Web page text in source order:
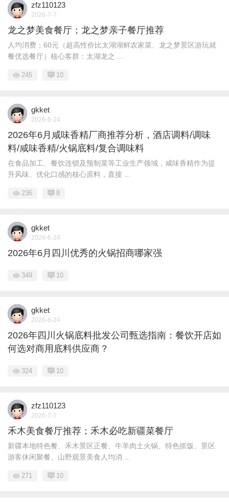
zfz110123
2026-7-7
龙之梦美食餐厅；龙之梦亲子餐厅推荐
人均消费：60元（超高性价比太湖湖鲜农家菜、龙之梦景区游玩就
餐优选餐厅）核心客群：太湖龙之 ...
245 10
gkket
2026-6-24
2026年6月咸味香精厂商推荐分析，酒店调料/调味
料/咸味香精/火锅底料/复合调味料
在食品加工、餐饮连锁及预制菜等工业生产领域，咸味香精作为提
升风味、优化口感的核心原料，直接 ...
236 8
gkket
2026-6-24
2026年6月四川优秀的火锅招商哪家强
349 10
gkket
2026-6-24
2026年四川火锅底料批发公司甄选指南：餐饮开店如
何选对商用底料供应商？
324 10
zfz110123
2026-7-7
禾木美食餐厅推荐；禾木必吃新疆菜餐厅
新疆本地特色餐、禾木景区正餐、牛羊肉土火锅、特色抓饭、景区
游客休闲聚餐、山野观景美食人均消 ...
271 10